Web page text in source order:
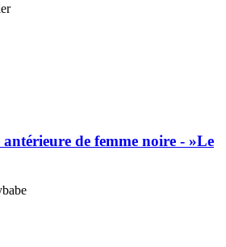
de femme noire - »Le